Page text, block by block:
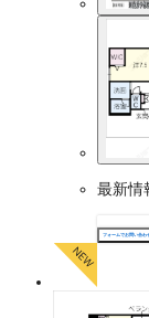
最新情
フォームでお問い合わ